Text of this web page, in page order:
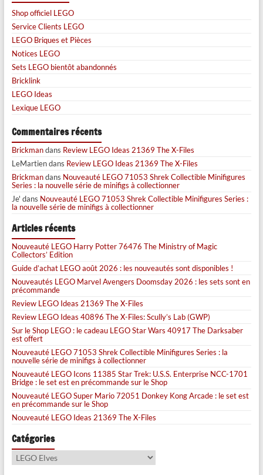
Shop officiel LEGO
Service Clients LEGO
LEGO Briques et Pièces
Notices LEGO
Sets LEGO bientôt abandonnés
Bricklink
LEGO Ideas
Lexique LEGO
Commentaires récents
Brickmandans Review LEGO Ideas 21369 The X-Files
LeMartiendans Review LEGO Ideas 21369 The X-Files
Brickmandans Nouveauté LEGO 71053 Shrek Collectible Minifigures
Series : la nouvelle série de minifigs à collectionner
Je' dans Nouveauté LEGO 71053 Shrek Collectible Minifigures Series :
la nouvelle série de minifigs à collectionner
Articles récents
Nouveauté LEGO Harry Potter 76476 The Ministry of Magic
Collectors’ Edition
Guide d’achat LEGO août 2026 : les nouveautés sont disponibles !
Nouveautés LEGO Marvel Avengers Doomsday 2026 : les sets sont en
précommande
Review LEGO Ideas 21369 The X-Files
Review LEGO Ideas 40896 The X-Files: Scully’s Lab (GWP)
Sur le Shop LEGO : le cadeau LEGO Star Wars 40917 The Darksaber
est offert
Nouveauté LEGO 71053 Shrek Collectible Minifigures Series : la
nouvelle série de minifigs à collectionner
Nouveauté LEGO Icons 11385 Star Trek: U.S.S. Enterprise NCC-1701
Bridge : le set est en précommande sur le Shop
Nouveauté LEGO Super Mario 72051 Donkey Kong Arcade : le set est
en précommande sur le Shop
Nouveauté LEGO Ideas 21369 The X-Files
Catégories
Catégories